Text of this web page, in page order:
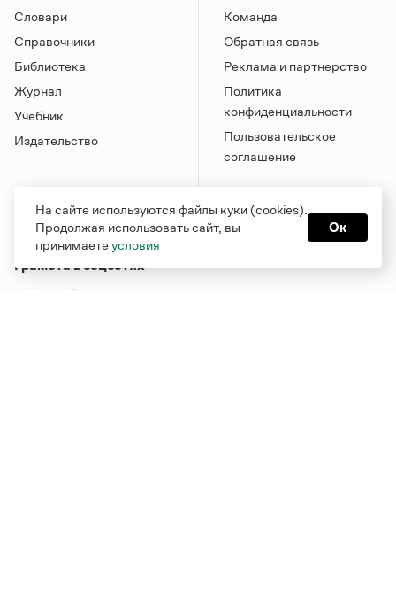
Словари
Справочники
Библиотека
Журнал
Учебник
Издательство
Команда
Обратная связь
Реклама и партнерство
Политика
конфиденциальности
Пользовательское
соглашение
Грамота в соцсетях
На сайте используются файлы куки (cookies).
Продолжая использовать сайт, вы
принимаетеусловия
Ок